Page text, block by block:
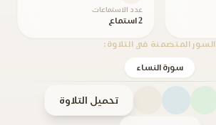
عدد الاستماعات
2 استماع
السور المتضمنة في التلاوة:
سورة النساء
تحميل التلاوة